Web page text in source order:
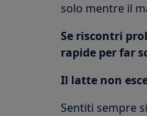
solo mentre il
Se riscontri
rapide per far
Il latte non
Sentiti sempre